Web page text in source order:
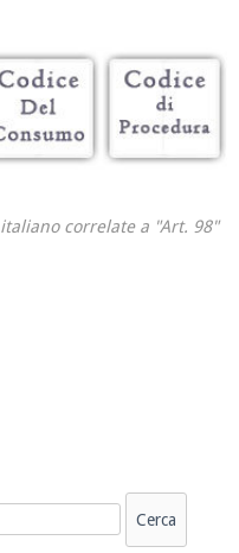
correlate a "Art. 98"